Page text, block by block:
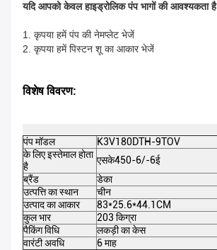
यदि आपको केवल हाइड्रोलिक पंप भागों की आवश्यकता है
1. कृपया हमें पंप की नेमप्लेट भेजें
2. कृपया हमें पिस्टन शू का आकार भेजें
विशेष विवरण:
पंप मॉडल
K3V180DTH-9TOV
के लिए इस्तेमाल होता
है
एसके450-6/-6ई
ब्रैंड
डेका
उत्पत्ति का स्थान
चीन
उत्पाद का आकार
83*25.6*44.1CM
कुल भार
203 किग्रा
पैकिंग विधि
लकड़ी का केस
वारंटी अवधि
6 माह